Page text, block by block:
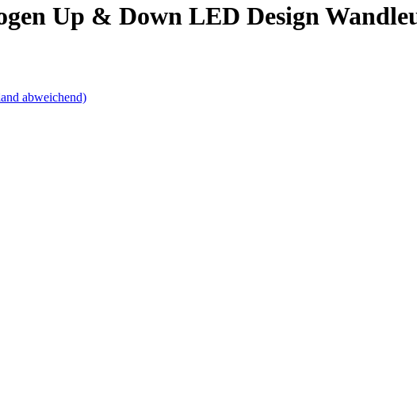
Up & Down LED Design
abweichend)